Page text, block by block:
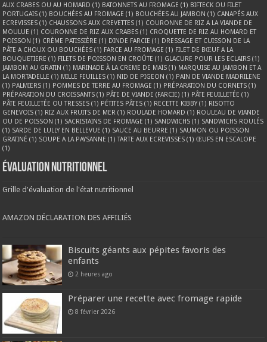
AUX CRABES OU AU HOMARD (1) BATONNETS AU FROMAGE (1) BIFTECK OU FILET
PORTUGAIS (1) BOUCHÉES AU FROMAGE (1) BOUCHÉES AU JAMBON (1) CANAPÉS AUX
ECREVISSES (1) CHAUSSONS AUX CREVETTES (1) COURONNE DE RIZ A LA VIANDE DE
MOULUE (1) COURONNE DE RIZ AUX CRABES (1) CROQUETTE DE RIZ AU HOMARD ET
POISSON (1) CRÈME PATISSIÈRE (1) DINDE FARCIE (1) DRESSAGE ET CUISSON DE LA
PÂTE A CHOUX OU BOUCHÉES (1) FARCE AU FROMAGE (1) FILET DE BŒUF A LA
BOUQUETIERE (1) FILETS DE POISSON EN CROÛTE (1) GLACURE POUR LES ECLAIRS (1)
JAMBOM AU GRATIN (1) MARINADE À LA CREME DE MAÏS (1) MARQUISE AU JAMBON ET A
LA MORTADELLE (1) MILLE FEUILLES (1) NID DE PIGEON (1) PAIN DE VIANDE MADRILENE
(1) PALMIERS (1) POMMES DE TERRE AU FROMAGE (1) PRÉPARATION DU CORNETS (1)
PRÉPARATION DU CROISSANTS (1) PÂTE DE VIANDE (FARCIE) (1) PÂTE FEUILLETÉE (1)
PÂTE FEUILLETÉE OU TRESSES (1) PÉTITES PÂTES (1) RECETTE KIBBY (1) RISOTTO
GENEVOIS (1) RIZ AUX FRUITS DE MER (1) ROULADE HOMARD (1) ROULEAU DE VIANDE
OU DE POISSON (1) SACRISTAINS DE FROMAGE (1) SANDWICHS (1) SANDWICHS ROULÉS
(1) SARDE DE LULLY EN BELLEVUE (1) SAUCE AU BEURRE (1) SAUMON OU POISSON
GRATINÉ (1) SOUPE A LA PAYSANNE (1) TARTE AUX ECREVISSES (1) ŒUFS EN ESCALOPE
(1)
Évaluation nutritionnel
Grille d'évaluation de l'état nutritionnel
AMAZON DÉCLARATION DES AFFILIÉS
Biscuits géants aux pépites favoris des
enfants
2 heures ago
Préparer une recette avec fromage rapide
8 février 2026